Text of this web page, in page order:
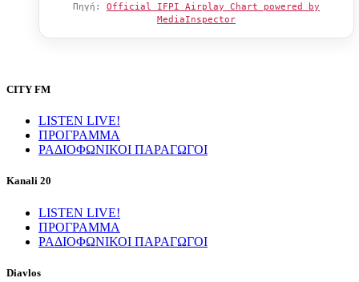
Πηγή: Official IFPI Airplay Chart powered by
MediaInspector
CITY FM
LISTEN LIVE!
ΠΡΟΓΡΑΜΜΑ
ΡΑΔΙΟΦΩΝΙΚΟΙ ΠΑΡΑΓΩΓΟΙ
Kanali 20
LISTEN LIVE!
ΠΡΟΓΡΑΜΜΑ
ΡΑΔΙΟΦΩΝΙΚΟΙ ΠΑΡΑΓΩΓΟΙ
Diavlos